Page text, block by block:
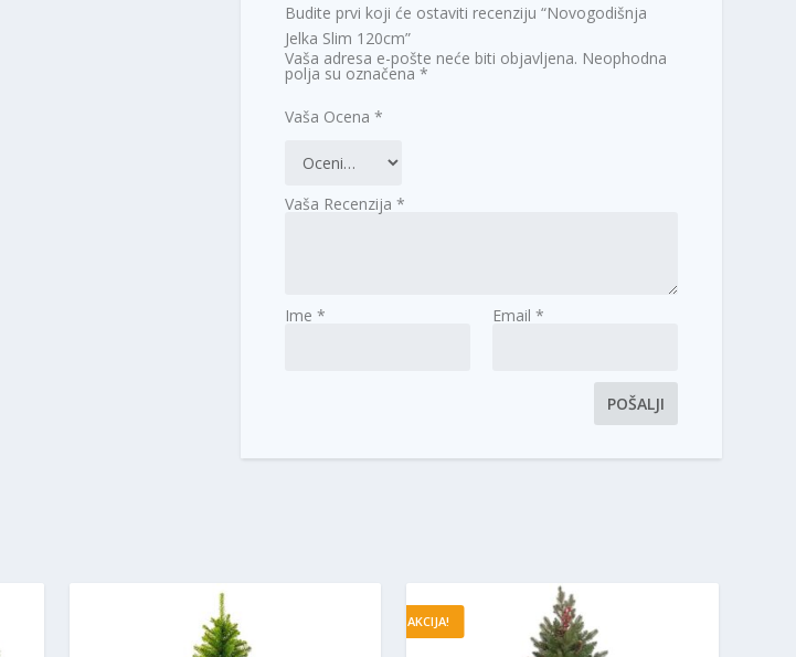
Budite prvi koji će ostaviti recenziju “Novogodišnja
Jelka Slim 120cm”
Vaša adresa e-pošte neće biti objavljena. Neophodna
polja su označena*
Vaša Ocena*
Vaša Recenzija*
Ime* Email *
AKCIJA!